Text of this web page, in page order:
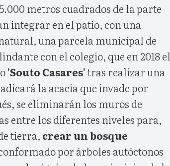
metros cuadrados de la parte
integrar en el patio, con una
una parcela municipal de
con el colegio, que en 2018 el
'Souto Casares'tras realizar una
la acacia que invade por
se eliminarán los muros de
entre los diferentes niveles para,
tierra, crear un bosque
por árboles autóctonos